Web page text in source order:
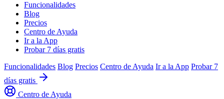
Funcionalidades
Blog
Precios
Centro de Ayuda
Ir a la App
Probar 7 días gratis
Funcionalidades Blog Precios Centro de Ayuda Ir a la App Probar 7
días gratis
Centro de Ayuda